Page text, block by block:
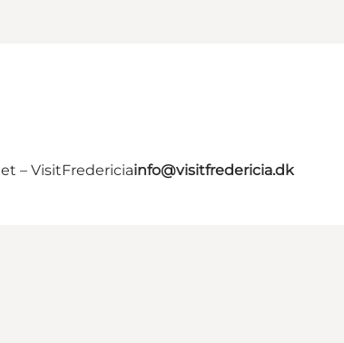
– VisitFredericiainfo@visitfredericia.dk